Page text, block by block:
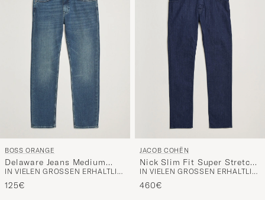
BOSS ORANGE
Delaware Jeans Medium
Blue
IN VIELEN GRÖSSEN ERHÄLTLICH
125€
JACOB COHËN
Nick Slim Fit Super Stretch
Jeans Rinse Wash
IN VIELEN GRÖSSEN ERHÄLTLICH
460€